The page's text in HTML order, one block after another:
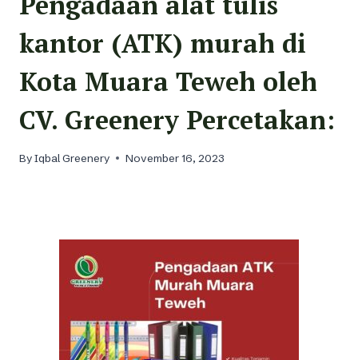
kantor (ATK) murah di
Kota Muara Teweh oleh
CV. Greenery Percetakan:
ByIqbal Greenery November 16, 2023